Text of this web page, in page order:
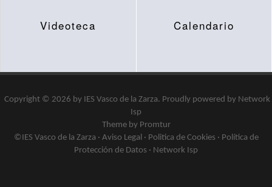
Videoteca Calendario
Copyright © 2026 by IES Vasco de la Zarza. Proudly powered by Network
Isp
Theme by Promtur
©IES Vasco de la Zarza · Aviso Legal· Politica de Cookies · Política de
Protección de Datos · Network Isp